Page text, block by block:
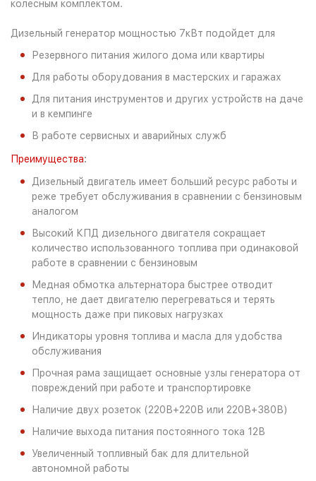
колесным комплектом.
Дизельный генератор мощностью 7кВт подойдет для
Резервного питания жилого дома или квартиры
Для работы оборудования в мастерских и гаражах
Для питания инструментов и других устройств на даче
и в кемпинге
В работе сервисных и аварийных служб
Преимущества:
Дизельный двигатель имеет больший ресурс работы и
реже требует обслуживания в сравнении с бензиновым
аналогом
Высокий КПД дизельного двигателя сокращает
количество использованного топлива при одинаковой
работе в сравнении с бензиновым
Медная обмотка альтернатора быстрее отводит
тепло, не дает двигателю перегреваться и терять
мощность даже при пиковых нагрузках
Индикаторы уровня топлива и масла для удобства
обслуживания
Прочная рама защищает основные узлы генератора от
повреждений при работе и транспортировке
Наличие двух розеток (220В+220В или 220В+380В)
Наличие выхода питания постоянного тока 12В
Увеличенный топливный бак для длительной
автономной работы